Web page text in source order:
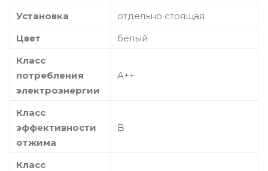
Установка
отдельно стоящая
Цвет
белый
Класс
потребления
электроэнергии
A++
Класс
эффективности
отжима
B
Класс